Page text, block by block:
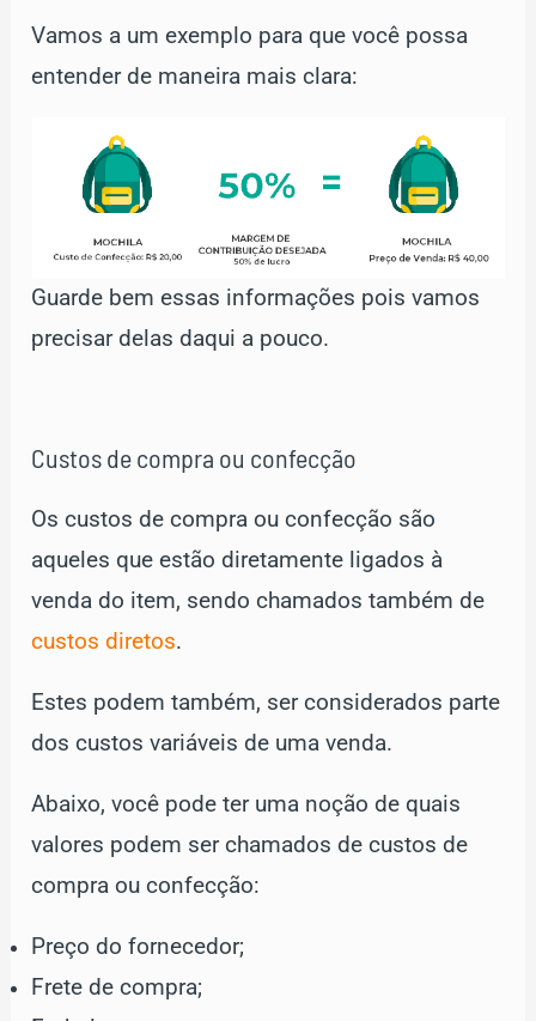
Vamos a um exemplo para que você possa
entender de maneira mais clara:
Guarde bem essas informações pois vamos
precisar delas daqui a pouco.
Custos de compra ou confecção
Os custos de compra ou confecção são
aqueles que estão diretamente ligados à
venda do item, sendo chamados também de
custos diretos.
Estes podem também, ser considerados parte
dos custos variáveis de uma venda.
Abaixo, você pode ter uma noção de quais
valores podem ser chamados de custos de
compra ou confecção:
Preço do fornecedor;
Frete de compra;